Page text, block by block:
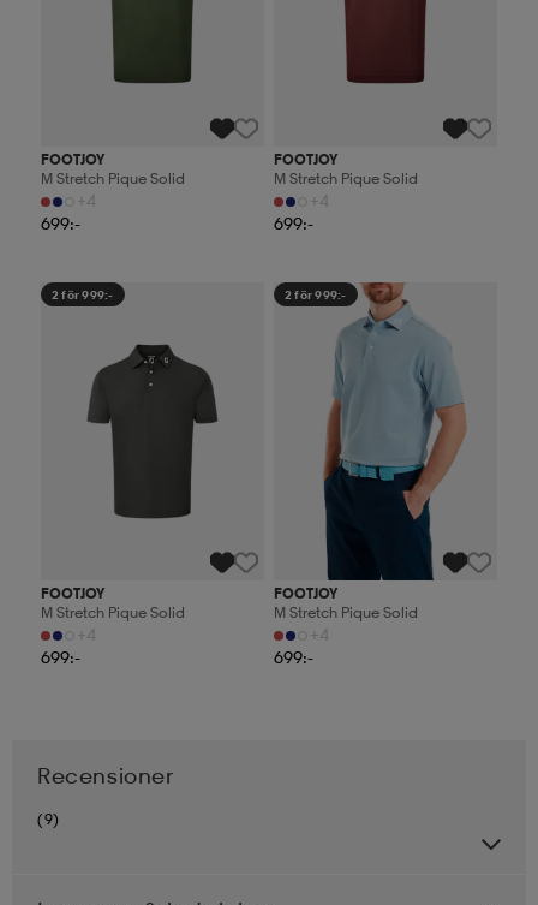
FOOTJOY
M Stretch Pique Solid
+4
699:-
FOOTJOY
M Stretch Pique Solid
+4
699:-
2 för 999:-
FOOTJOY
M Stretch Pique Solid
+4
699:-
2 för 999:-
FOOTJOY
M Stretch Pique Solid
+4
699:-
Recensioner
(9)